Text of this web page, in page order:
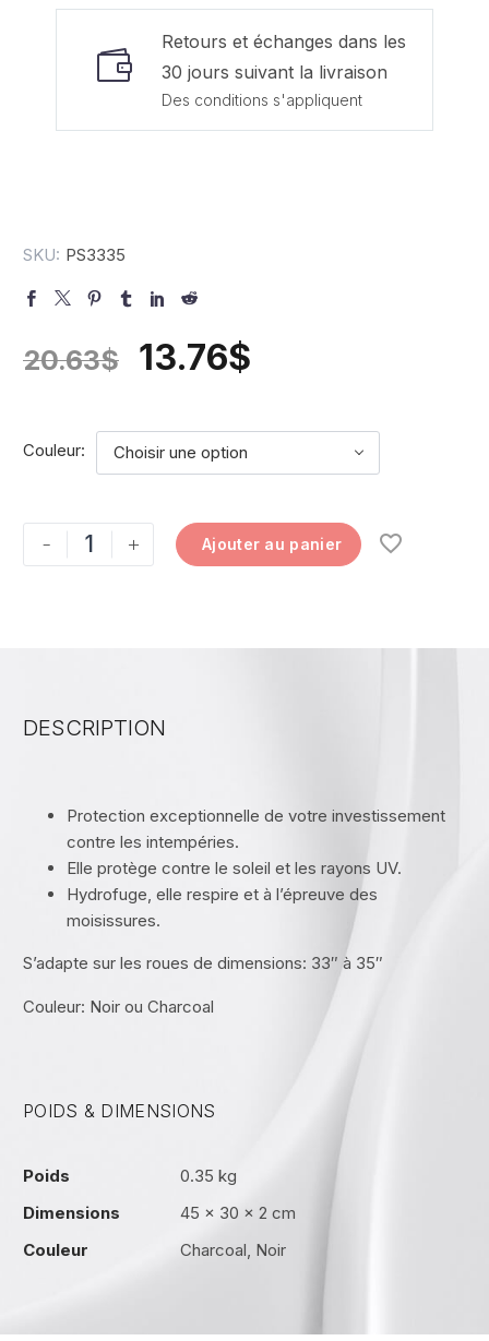
Retours et échanges dans les
30 jours suivant la livraison
Des conditions s'appliquent
SKU: PS3335
20.63$ 13.76$
Couleur Choisir une option
- + Ajouter au panier
DESCRIPTION
Protection exceptionnelle de votre investissement
contre les intempéries.
Elle protège contre le soleil et les rayons UV.
Hydrofuge, elle respire et à l’épreuve des
moisissures.
S’adapte sur les roues de dimensions: 33″ à 35″
Couleur: Noir ou Charcoal
POIDS & DIMENSIONS
Poids
0.35 kg
Dimensions
45 × 30 × 2 cm
Couleur
Charcoal, Noir